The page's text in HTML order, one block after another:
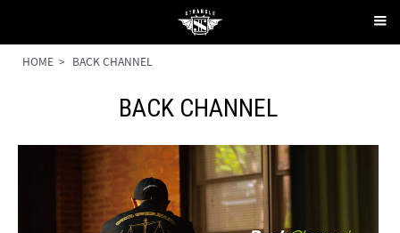
HOME > BACK CHANNEL
BACK CHANNEL